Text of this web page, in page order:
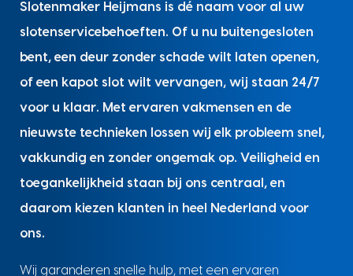
Slotenmaker Heijmans is dé naam voor al uw
slotenservicebehoeften. Of u nu buitengesloten
bent, een deur zonder schade wilt laten openen,
of een kapot slot wilt vervangen, wij staan 24/7
voor u klaar. Met ervaren vakmensen en de
nieuwste technieken lossen wij elk probleem snel,
vakkundig en zonder ongemak op. Veiligheid en
toegankelijkheid staan bij ons centraal, en
daarom kiezen klanten in heel Nederland voor
ons.
Wij garanderen snelle hulp, met een ervaren